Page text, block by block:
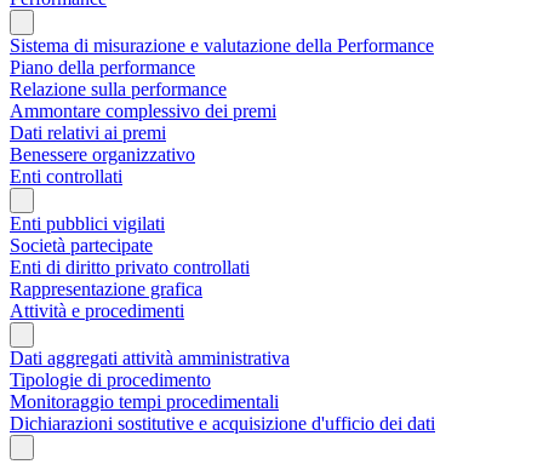
Sistema di misurazione e valutazione della Performance
Piano della performance
Relazione sulla performance
Ammontare complessivo dei premi
Dati relativi ai premi
Benessere organizzativo
Enti controllati
Enti pubblici vigilati
Società partecipate
Enti di diritto privato controllati
Rappresentazione grafica
Attività e procedimenti
Dati aggregati attività amministrativa
Tipologie di procedimento
Monitoraggio tempi procedimentali
Dichiarazioni sostitutive e acquisizione d'ufficio dei dati